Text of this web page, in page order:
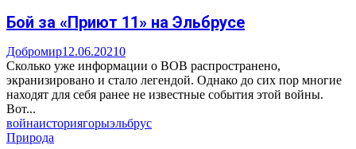
Бой за «Приют 11» на Эльбрусе
Добромир12.06.20210
Сколько уже информации о ВОВ распространено,
экранизировано и стало легендой. Однако до сих пор многие
находят для себя ранее не известные события этой войны.
Вот...
войнаисториягорыэльбрус
Природа